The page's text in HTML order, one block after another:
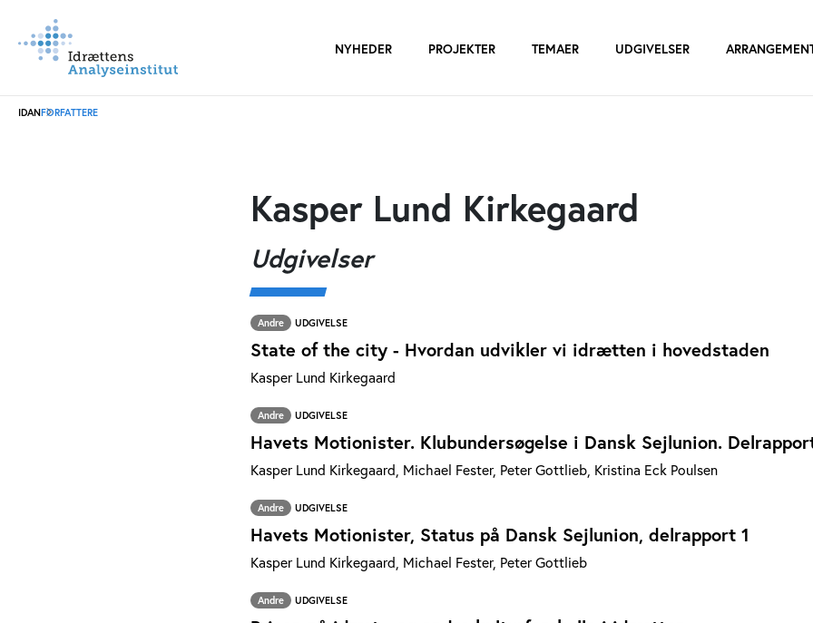
NYHEDER PROJEKTER TEMAER UDGIVELSER
IDANFORFATTERE
Kasper Lund Kirkegaard
Udgivelser
Andre UDGIVELSE
State of the city - Hvordan udvikler vi idrætten i hovedstaden
Kasper Lund Kirkegaard
Andre UDGIVELSE
Havets Motionister. Klubundersøgelse i Dansk Sejlunion.
Kasper Lund Kirkegaard, Michael Fester, Peter Gottlieb, Kristina Eck Poulsen
Andre UDGIVELSE
Havets Motionister, Status på Dansk Sejlunion, delrapport 1
Kasper Lund Kirkegaard, Michael Fester, Peter Gottlieb
Andre UDGIVELSE